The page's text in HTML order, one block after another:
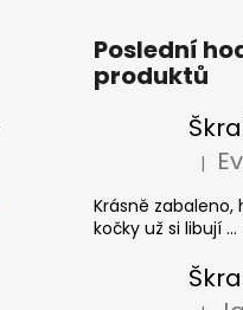
Poslední
produktů
|
Krásně zabaleno,
kočky už si libují ...